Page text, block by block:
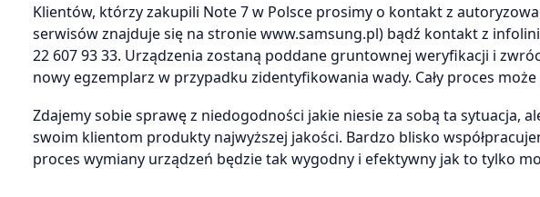
Klientów, którzy zakupili Note 7 w Polsce prosimy o kontakt z
serwisów znajduje się na stronie www.samsung.pl) bądź kontakt z
22 607 93 33. Urządzenia zostaną poddane gruntownej weryfikacji i
nowy egzemplarz w przypadku zidentyfikowania wady. Cały proces
Zdajemy sobie sprawę z niedogodności jakie niesie za sobą ta sytuacja,
swoim klientom produkty najwyższej jakości. Bardzo blisko
proces wymiany urządzeń będzie tak wygodny i efektywny jak to tylko